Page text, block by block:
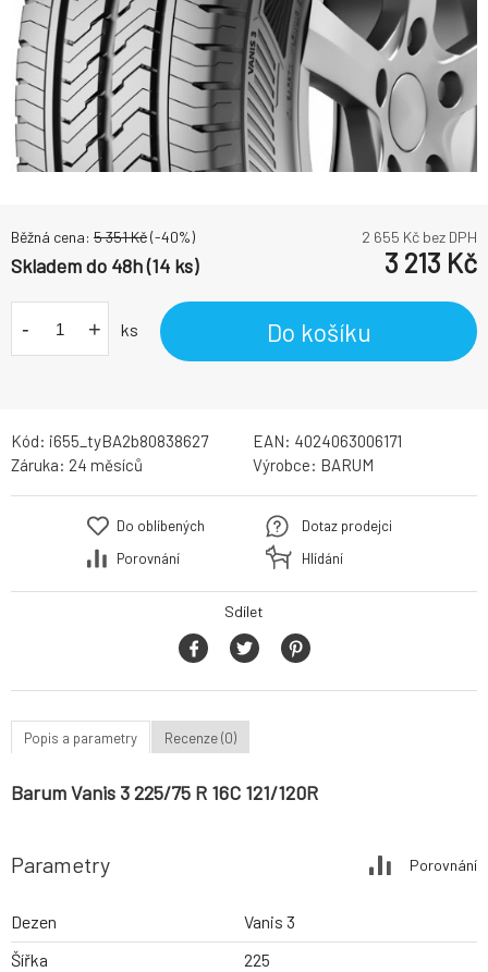
Běžná cena: 5 351Kč(-40%) 2 655 Kč bez DPH
Skladem do 48h (14 ks) 3 213 Kč
- + ks Do košíku
Kód: i655_tyBA2b80838627 EAN: 4024063006171
Záruka: 24 měsíců Výrobce: BARUM
Do oblíbených
Porovnání
Dotaz prodejci
Hlídání
Sdílet
Popis a parametry Recenze (0)
Barum Vanis 3 225/75 R 16C 121/120R
Parametry Porovnání
Dezen
Vanis 3
Šířka
225